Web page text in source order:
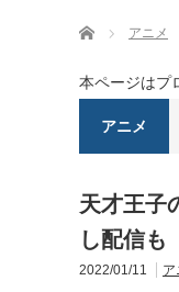
ホーム アニメ
本ページはプ
アニメ
天才王子
し配信も
2022/01/11 ア